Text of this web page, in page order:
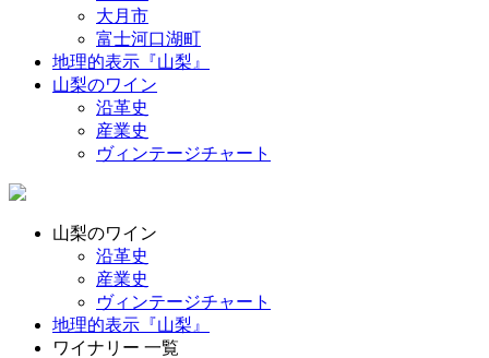
大月市
富士河口湖町
地理的表示『山梨』
山梨のワイン
沿革史
産業史
ヴィンテージチャート
山梨のワイン
沿革史
産業史
ヴィンテージチャート
地理的表示『山梨』
ワイナリー 一覧